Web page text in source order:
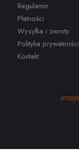
Regulamin
Płatności
Wysyłka i zwroty
Polityka prywatności
Kontakt